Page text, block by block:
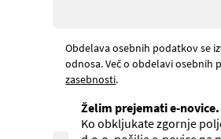
Obdelava osebnih podatkov se
odnosa. Več o obdelavi osebnih
zasebnosti.
Želim prejemati e-novice.
Ko obkljukate zgornje